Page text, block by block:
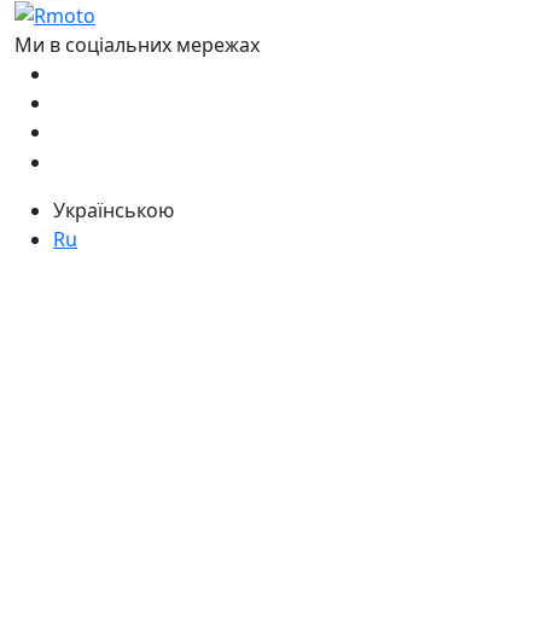
Ми в соціальних мережах
Українською
Ru